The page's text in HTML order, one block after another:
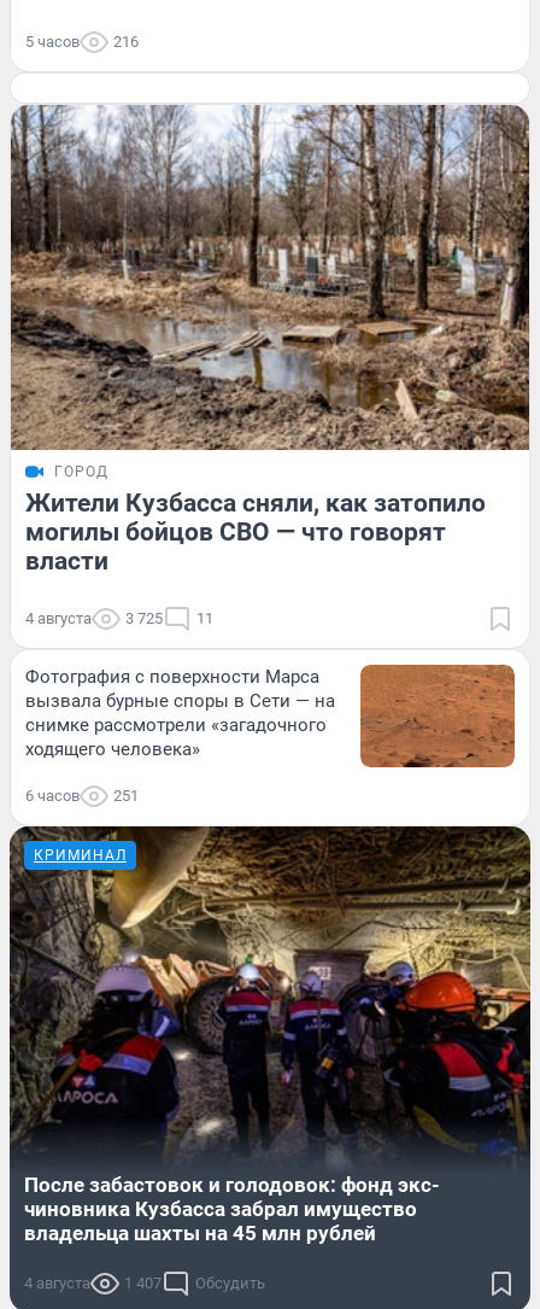
5 часов 216
ГОРОД
Жители Кузбасса сняли, как затопило
могилы бойцов СВО — что говорят
власти
4 августа 3 725 11
Фотография с поверхности Марса
вызвала бурные споры в Сети — на
снимке рассмотрели «загадочного
ходящего человека»
6 часов 251
КРИМИНАЛ
После забастовок и голодовок: фонд экс-
чиновника Кузбасса забрал имущество
владельца шахты на 45 млн рублей
4 августа 1 407 Обсудить